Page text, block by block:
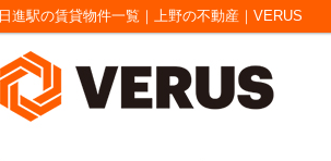
日進駅の賃貸物件一覧｜上野の不動産｜VERUS